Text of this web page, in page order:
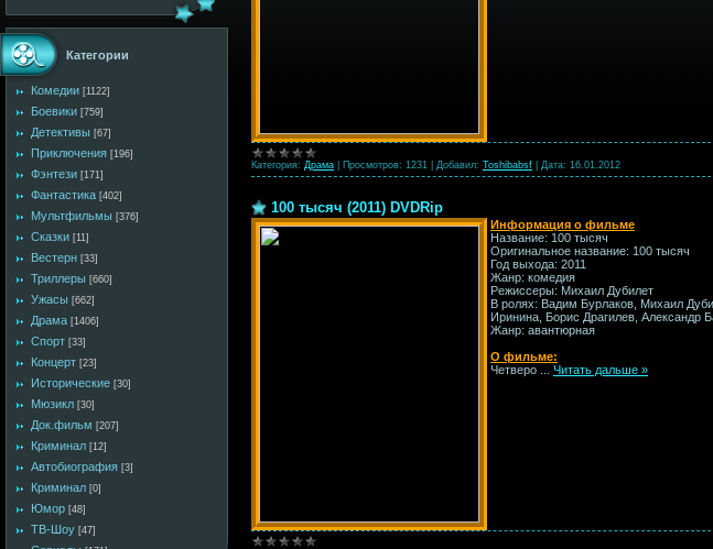
Категории
Комедии [1122]
Боевики [759]
Детективы [67]
Приключения [196]
Фэнтези [171]
Фантастика [402]
Мультфильмы [376]
Сказки [11]
Вестерн [33]
Триллеры [660]
Ужасы [662]
Драма [1406]
Спорт [33]
Концерт [23]
Исторические [30]
Мюзикл [30]
Док.фильм [207]
Криминал [12]
Автобиография [3]
Криминал [0]
Юмор [48]
ТВ-Шоу [47]
Категория: Драма Просмотров: 1231 Добавил: Toshibabsf Дата: 16.01.2012
100 тысяч (2011) DVDRip
Информация о фильме
Название: 100 тысяч
Оригинальное название: 100 тысяч
Год выхода: 2011
Жанр: комедия
Режиссеры: Михаил Дубилет
В ролях: Вадим Бурлаков, Михаил
Иринина, Борис Драгилев, Александр
Жанр: авантюрная
О фильме:
Четверо
Читать дальше »